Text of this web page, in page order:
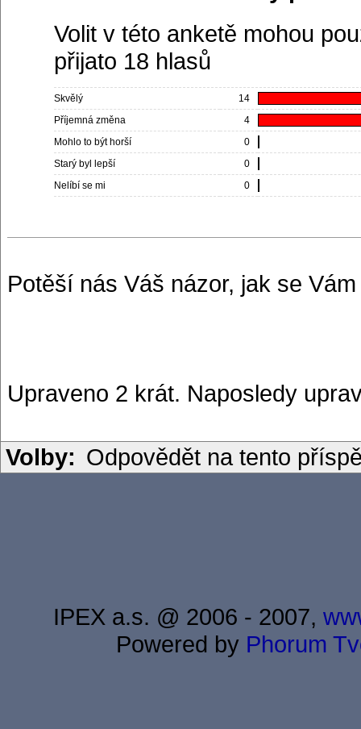
Volit v této anketě mohou
přijato 18 hlasů
Skvělý
14
Příjemná změna
4
Mohlo to být horší
0
Starý byl lepší
0
Nelíbí se mi
0
Potěší nás Váš názor, jak se
Upraveno 2 krát. Naposledy
Volby: Odpovědět na tento
IPEX a.s. @ 2006 - 2007,
Powered by Phorum